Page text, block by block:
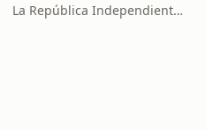
La República Independiente de la Radio